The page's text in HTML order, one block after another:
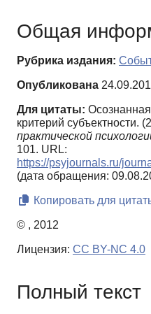
Общая
Рубрика издания:
Опубликована
Для цитаты:
критерий субъектности.
практической
101. URL:
https://psyjournals.ru/
(дата обращения:
Копировать для
© , 2012
Лицензия: CC BY-NC 4.0
Полный текст